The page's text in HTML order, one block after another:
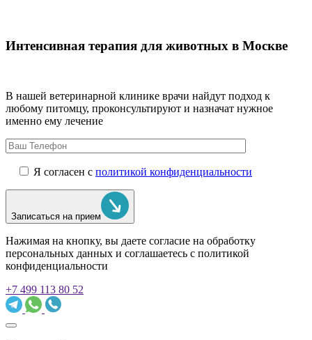
Интенсивная терапия для животных в Москве
В нашей ветеринарной клинике врачи найдут подход к
любому питомцу, проконсультируют и назначат нужное
именно ему лечение
Я согласен с политикой конфиденциальности
Записаться на прием
Нажимая на кнопку, вы даете согласие на обработку
персональных данных и соглашаетесь c политикой
конфиденциальности
+7 499 113 80 52